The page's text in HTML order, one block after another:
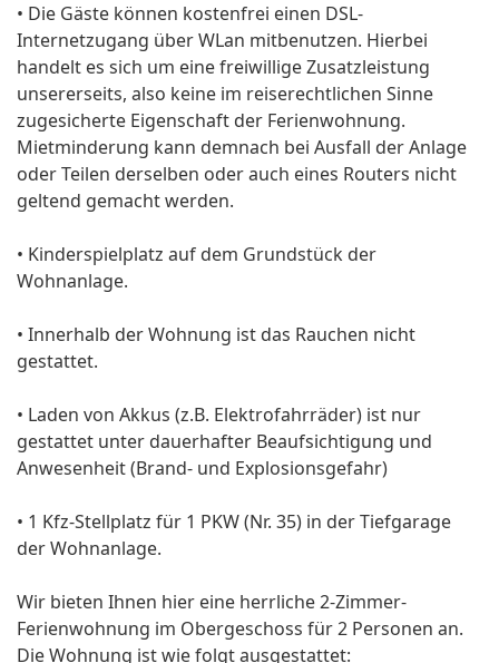
• Die Gäste können kostenfrei einen DSL-
Internetzugang über WLan mitbenutzen. Hierbei
handelt es sich um eine freiwillige Zusatzleistung
unsererseits, also keine im reiserechtlichen Sinne
zugesicherte Eigenschaft der Ferienwohnung.
Mietminderung kann demnach bei Ausfall der Anlage
oder Teilen derselben oder auch eines Routers nicht
geltend gemacht werden.
• Kinderspielplatz auf dem Grundstück der
Wohnanlage.
• Innerhalb der Wohnung ist das Rauchen nicht
gestattet.
• Laden von Akkus (z.B. Elektrofahrräder) ist nur
gestattet unter dauerhafter Beaufsichtigung und
Anwesenheit (Brand- und Explosionsgefahr)
• 1 Kfz-Stellplatz für 1 PKW (Nr. 35) in der Tiefgarage
der Wohnanlage.
Wir bieten Ihnen hier eine herrliche 2-Zimmer-
Ferienwohnung im Obergeschoss für 2 Personen an.
Die Wohnung ist wie folgt ausgestattet: